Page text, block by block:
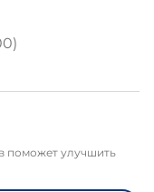
поможет улучшить